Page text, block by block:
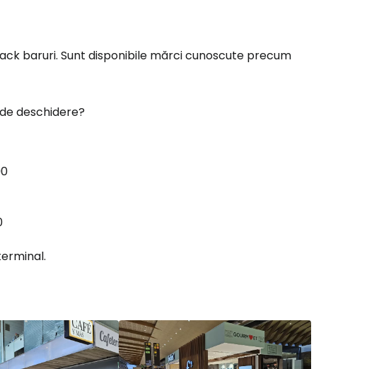
baruri. Sunt disponibile mărci cunoscute precum
deschidere?
Continuați cu Facebook
Continuați cu e-mailul